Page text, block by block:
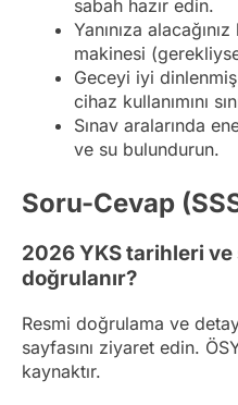
sabah hazır edin.
Yanınıza
makinesi
Geceyi iyi
cihaz kullanımını
Sınav aralarında
ve su bulundurun.
Soru-Cevap
2026 YKS tarihleri
doğrulanır?
Resmi doğrulama ve
sayfasını ziyaret edin.
kaynaktır.